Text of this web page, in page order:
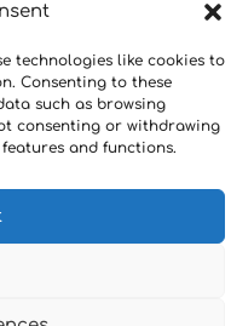
technologies like cookies to
Consenting to these
such as browsing
consenting or withdrawing
and functions.
Öll réttindi